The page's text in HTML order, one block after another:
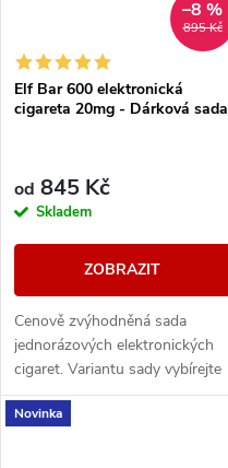
895 Kč
–8 %
Elf Bar 600 elektronická
cigareta 20mg - Dárková sada
od 845 Kč
Skladem
ZOBRAZIT
Cenově zvýhodněná sada
jednorázových elektronických
cigaret. Variantu sady vybírejte
v detailu produktu.
Novinka